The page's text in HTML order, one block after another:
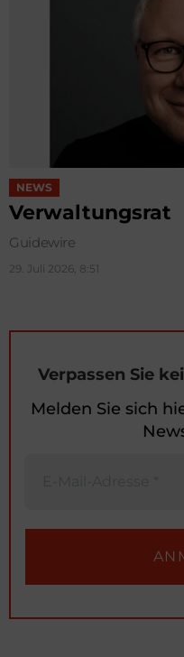
NEWS
Verwaltungsrat
Guidewire
29. Juli 2026, 8:51
Verpassen Sie
Melden Sie sich